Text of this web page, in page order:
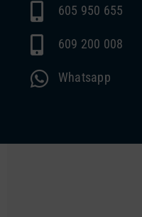
605 950 655
609 200 008
Whatsapp